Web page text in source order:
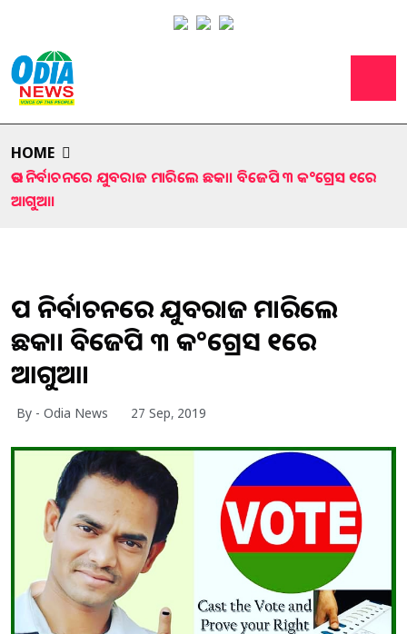
HOME
ଉପ ନିର୍ବାଚନରେ ଯୁବରାଜ ମାରିଲେ ଛକା। ବିଜେପି ୩ କ°ଗ୍ରେସ ୧ରେ
ଆଗୁଆ।
ଉପ ନିର୍ବାଚନରେ ଯୁବରାଜ ମାରିଲେ
ଛକା। ବିଜେପି ୩ କ°ଗ୍ରେସ ୧ରେ
ଆଗୁଆ।
By - Odia News 27 Sep, 2019